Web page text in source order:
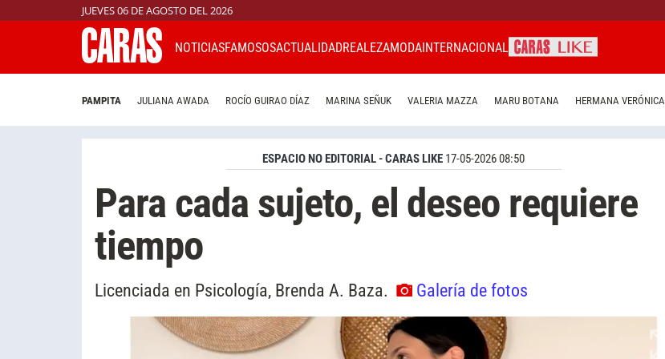
JUEVES 06 DE AGOSTO DEL 2026
NOTICIASFAMOSOSACTUALIDADREALEZAMODAINTERNACIONAL
PAMPITA JULIANA AWADA ROCÍO GUIRAO DÍAZ MARINA SEÑUK VALERIA MAZZA MARU BOTANA HERMANA VERÓNICA
ESPACIO NO EDITORIAL - CARAS LIKE 17-05-2026 08:50
Para cada sujeto, el deseo requiere
tiempo
Licenciada en Psicología, Brenda A. Baza. Galería de fotos